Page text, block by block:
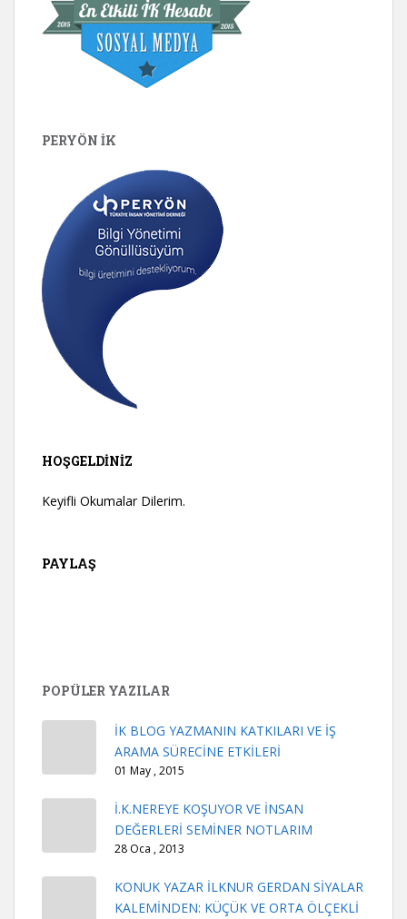
PERYÖN İK
HOŞGELDINIZ
Keyifli Okumalar Dilerim.
PAYLAŞ
POPÜLER YAZILAR
İK BLOG YAZMANIN KATKILARI VE İŞ
ARAMA SÜRECİNE ETKİLERİ
01 May , 2015
İ.K.NEREYE KOŞUYOR VE İNSAN
DEĞERLERİ SEMİNER NOTLARIM
28 Oca , 2013
KONUK YAZAR İLKNUR GERDAN SİYALAR
KALEMİNDEN: KÜÇÜK VE ORTA ÖLÇEKLİ